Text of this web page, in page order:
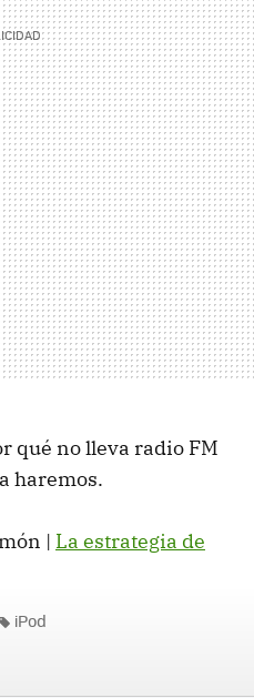
qué no lleva radio FM
haremos.
| La estrategia de
iPod